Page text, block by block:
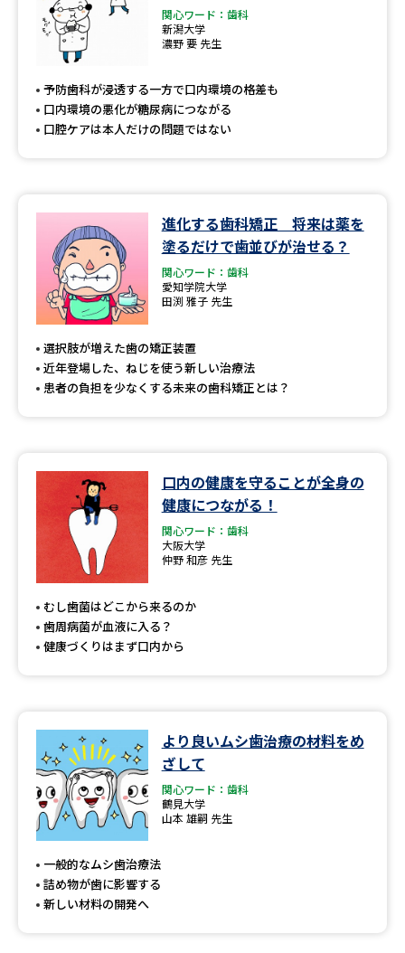
関心ワード：歯科
新潟大学
濃野 要 先生
予防歯科が浸透する一方で口内環境の格差も
口内環境の悪化が糖尿病につながる
口腔ケアは本人だけの問題ではない
進化する歯科矯正 将来は薬を
塗るだけで歯並びが治せる？
関心ワード：歯科
愛知学院大学
田渕 雅子 先生
選択肢が増えた歯の矯正装置
近年登場した、ねじを使う新しい治療法
患者の負担を少なくする未来の歯科矯正とは？
口内の健康を守ることが全身の
健康につながる！
関心ワード：歯科
大阪大学
仲野 和彦 先生
むし歯菌はどこから来るのか
歯周病菌が血液に入る？
健康づくりはまず口内から
より良いムシ歯治療の材料をめ
ざして
関心ワード：歯科
鶴見大学
山本 雄嗣 先生
一般的なムシ歯治療法
詰め物が歯に影響する
新しい材料の開発へ